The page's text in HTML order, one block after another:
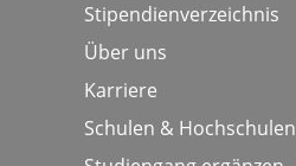
Stipendienverzeichnis
Über uns
Karriere
Schulen & Hochschulen